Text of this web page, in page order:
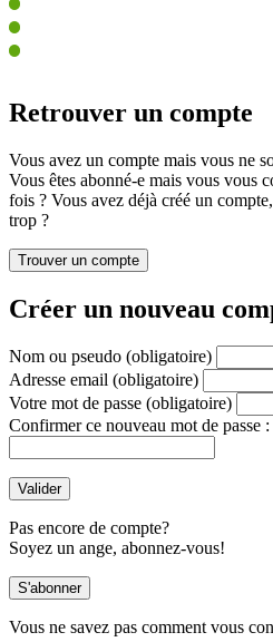
Retrouver un compte
Vous avez un compte mais vous ne
Vous êtes abonné-e mais vous vous
fois ? Vous avez déjà créé un
trop ?
Créer un nouveau
Nom ou pseudo (obligatoire)
Adresse email (obligatoire)
Votre mot de passe (obligatoire)
Confirmer ce nouveau mot de passe :
Pas encore de compte?
Soyez un ange, abonnez-vous!
Vous ne savez pas comment vous